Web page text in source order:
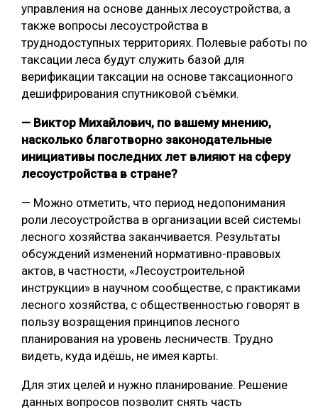
управления на основе данных лесоустройства, а
также вопросы лесоустройства в
труднодоступных территориях. Полевые работы по
таксации леса будут служить базой для
верификации таксации на основе таксационного
дешифрирования спутниковой съёмки.
— Виктор Михайлович, по вашему мнению,
насколько благотворно законодательные
инициативы последних лет влияют на сферу
лесоустройства в стране?
— Можно отметить, что период недопонимания
роли лесоустройства в организации всей системы
лесного хозяйства заканчивается. Результаты
обсуждений изменений нормативно-правовых
актов, в частности, «Лесоустроительной
инструкции» в научном сообществе, с практиками
лесного хозяйства, с общественностью говорят в
пользу возращения принципов лесного
планирования на уровень лесничеств. Трудно
видеть, куда идёшь, не имея карты.
Для этих целей и нужно планирование. Решение
данных вопросов позволит снять часть